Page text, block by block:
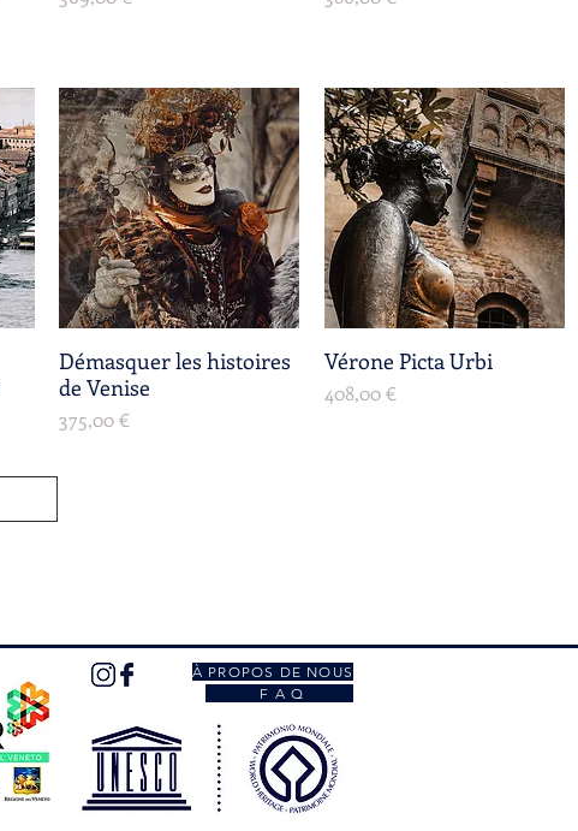
Aperçu rapide
Démasquer les histoires
de Venise
Prix
375,00 €
Aperçu rapide
Vérone Picta Urbi
Prix
408,00 €
À PROPOS DE NOUS
F A Q